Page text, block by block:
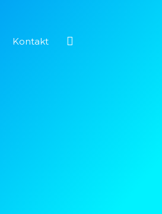
Kontakt Pretraga